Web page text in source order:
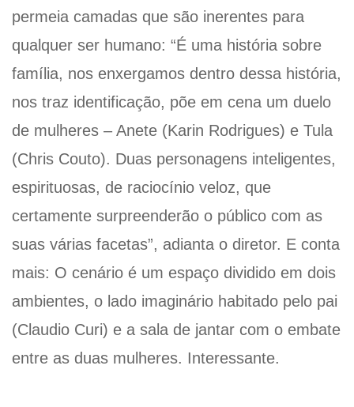
permeia camadas que são inerentes para
qualquer ser humano: “É uma história sobre
família, nos enxergamos dentro dessa história,
nos traz identificação, põe em cena um duelo
de mulheres – Anete (Karin Rodrigues) e Tula
(Chris Couto). Duas personagens inteligentes,
espirituosas, de raciocínio veloz, que
certamente surpreenderão o público com as
suas várias facetas”, adianta o diretor. E conta
mais: O cenário é um espaço dividido em dois
ambientes, o lado imaginário habitado pelo pai
(Claudio Curi) e a sala de jantar com o embate
entre as duas mulheres. Interessante.